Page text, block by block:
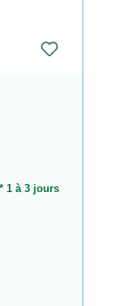
1 à 3 jours